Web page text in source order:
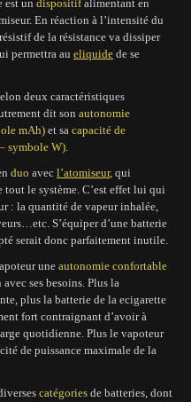
est un dispositifalimentant en
En réaction à l’intensité du
de la résistance va dissiper
permettra au eliquide de se
deux caractéristiques
dit son autonomie
mAh) et sa capacité de
symbole W).
duo avec l’atomiseur, qui
le système. C’est effet lui qui
: la quantité de vapeur inhalée,
S’équiper d’une batterie
serait donc parfaitement inutile.
une autonomie confortable
ses besoins. Plus la
plus la batterie de la ecigarette
fort contraignant d’avoir à
quotidienne. Plus le vapoteur
de puissance maximale de la
catégories de batteries, dont